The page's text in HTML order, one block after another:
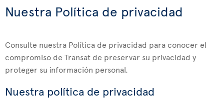
Nuestra Política de privacidad
Consulte nuestra Política de privacidad para conocer el
compromiso de Transat de preservar su privacidad y
proteger su información personal.
Nuestra política de privacidad